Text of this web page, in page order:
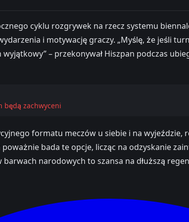
cyklu rozgrywek na rzecz systemu
i motywację graczy. „Myślę, że jeśli
– przekonywał Hiszpan podczas
będą zachwyceni
formatu meczów u siebie i na
bada te opcje, licząc na odzyskanie
narodowych to szansa na dłuższą